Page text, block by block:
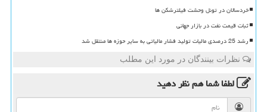
خردسالان در تونل وحشت فیلترشکن ها
ثبات قیمت نفت در بازار جهانی
رشد 25 درصدی مالیات تولید فشار مالیاتی به سایر حوزه ها منتقل شد
نظرات بینندگان در مورد این مطلب
لطفا شما همنظر دهید